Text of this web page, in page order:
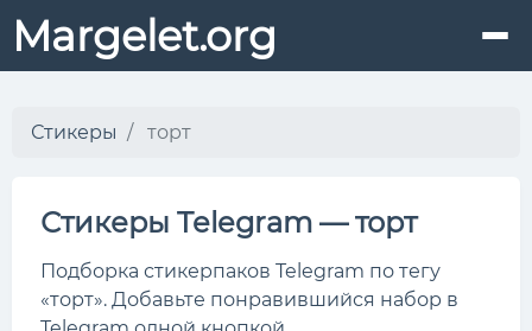
Margelet.org
Стикеры торт
Стикеры Telegram — торт
Подборка стикерпаков Telegram по тегу
«торт». Добавьте понравившийся набор в